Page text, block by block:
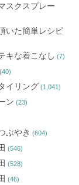
スクスプレー
いた簡単レシピ
キな着こなし (7)
イリング (1,041)
ン (23)
ぶやき (604)
(546)
(528)
(46)